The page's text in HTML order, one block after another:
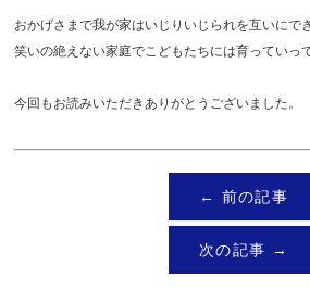
おかげさまで我が家はいじりいじられを互いにで
笑いの絶えない家庭でこどもたちには育っていっ
今回もお読みいただきありがとうございました。
← 前の記事
次の記事 →